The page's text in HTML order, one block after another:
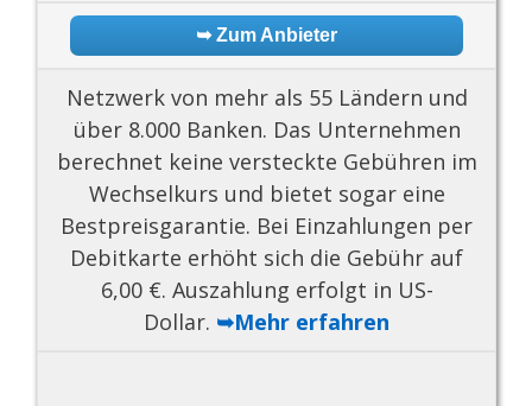
➥ Zum Anbieter
Netzwerk von mehr als 55 Ländern und
über 8.000 Banken. Das Unternehmen
berechnet keine versteckte Gebühren im
Wechselkurs und bietet sogar eine
Bestpreisgarantie. Bei Einzahlungen per
Debitkarte erhöht sich die Gebühr auf
6,00 €. Auszahlung erfolgt in US-
Dollar. ➥Mehr erfahren